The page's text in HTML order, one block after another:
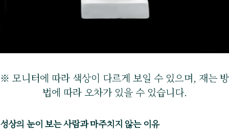
※ 모니터에 따라 색상이 다르게 보일 수 있으며, 재는 방
법에 따라 오차가 있을 수 있습니다.
성상의 눈이 보는 사람과 마주치지 않는 이유